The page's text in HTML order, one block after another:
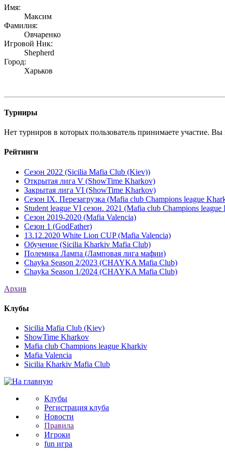
Имя:
Максим
Фамилия:
Овчаренко
Игровой Ник:
Shepherd
Город:
Харьков
Турниры
Нет турниров в которых пользователь принимаете участие.
Рейтинги
Сезон 2022 (Sicilia Mafia Club (Kiev))
Открытая лига V (ShowTime Kharkov)
Закрытая лига VI (ShowTime Kharkov)
Сезон IX. Перезагрузка (Mafia club Champions league
Student league VI сезон. 2021 (Mafia club Champions
Сезон 2019-2020 (Mafia Valencia)
Сезон 1 (GodFather)
13.12.2020 White Lion CUP (Mafia Valencia)
Обучение (Sicilia Kharkiv Mafia Club)
Полемика Лампа (Ламповая лига мафии)
Chayka Season 2/2023 (CHAYKA Mafia Club)
Chayka Season 1/2024 (CHAYKA Mafia Club)
Архив
Клубы
Sicilia Mafia Club (Kiev)
ShowTime Kharkov
Mafia club Champions league Kharkiv
Mafia Valencia
Sicilia Kharkiv Mafia Club
Клубы
Регистрация клуба
Новости
Правила
Игроки
fun игра